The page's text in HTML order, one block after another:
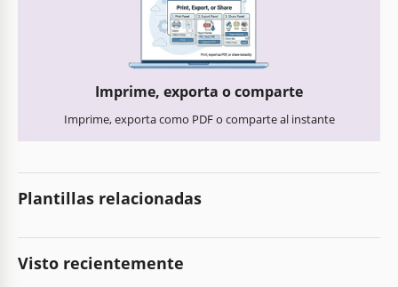
Imprime, exporta o comparte
Imprime, exporta como PDF o comparte al instante
Plantillas relacionadas
Visto recientemente